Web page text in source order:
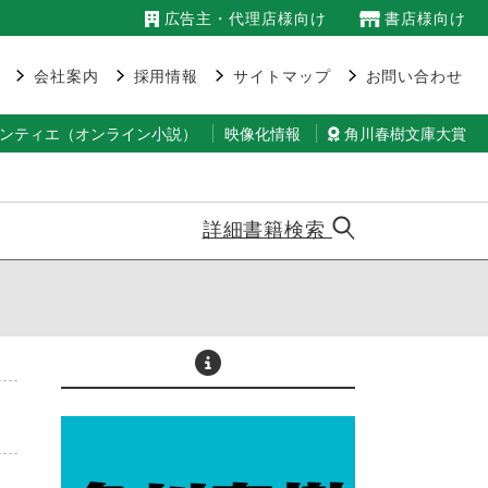
広告主・代理店様向け 書店様向け
会社案内 採用情報 サイトマップ お問い合わせ
ティエ（オンライン小説） 映像化情報 角川春樹文庫大賞
詳細書籍検索